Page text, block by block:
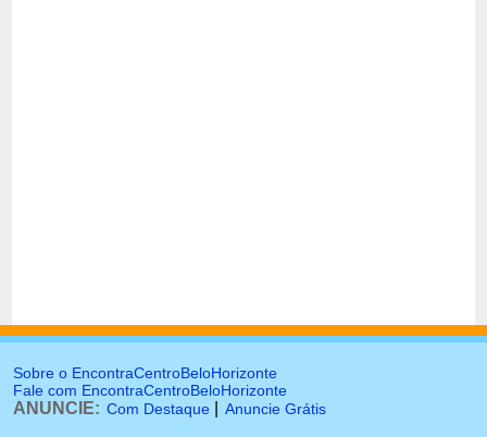
Sobre o EncontraCentroBeloHorizonte
Fale com EncontraCentroBeloHorizonte
ANUNCIE: Com Destaque Anuncie Grátis